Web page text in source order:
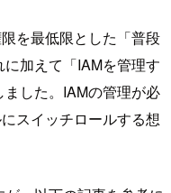
を最低限とした「普段
加えて「IAMを管理す
した。IAMの管理が必
スイッチロールする想